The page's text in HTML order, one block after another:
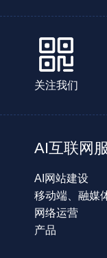
关注我们
AI互联网
AI网站建设
移动端、融媒
网络运营
产品